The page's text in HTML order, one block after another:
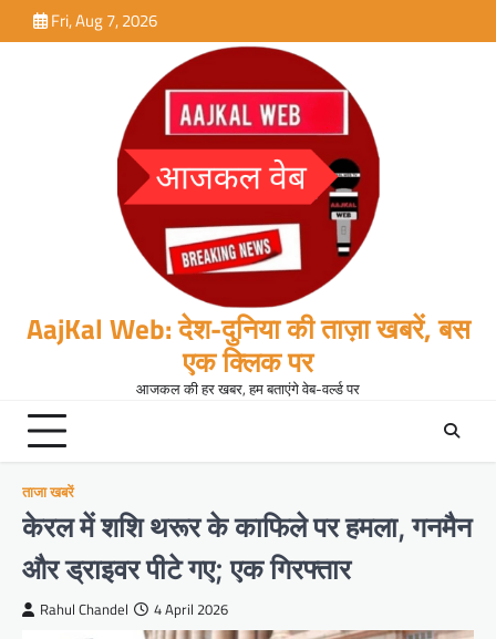
to
Fri, Aug 7, 2026
AajKal Web: देश-दुनिया की ताज़ा खबरें, बस
एक क्लिक पर
आजकल की हर खबर, हम बताएंगे वेब-वर्ल्ड पर
ताजा खबरें
केरल में शशि थरूर के काफिले पर हमला, गनमैन
और ड्राइवर पीटे गए; एक गिरफ्तार
Rahul Chandel 4 April 2026